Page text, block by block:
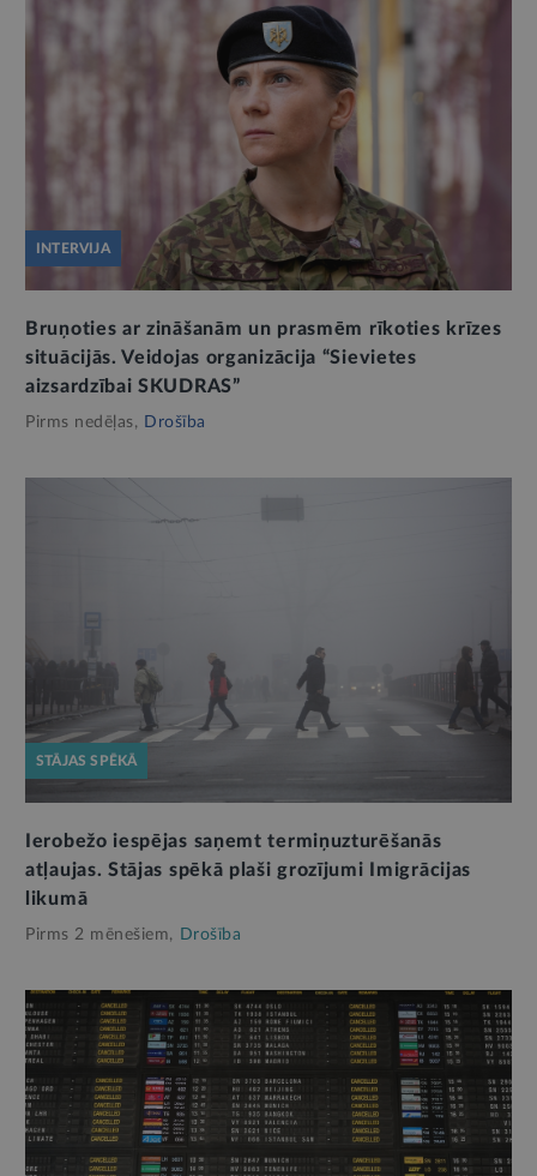
INTERVIJA
Bruņoties ar zināšanām un prasmēm rīkoties krīzes
situācijās. Veidojas organizācija “Sievietes
aizsardzībai SKUDRAS”
Pirms nedēļas, Drošība
STĀJAS SPĒKĀ
Ierobežo iespējas saņemt termiņuzturēšanās
atļaujas. Stājas spēkā plaši grozījumi Imigrācijas
likumā
Pirms 2 mēnešiem, Drošība